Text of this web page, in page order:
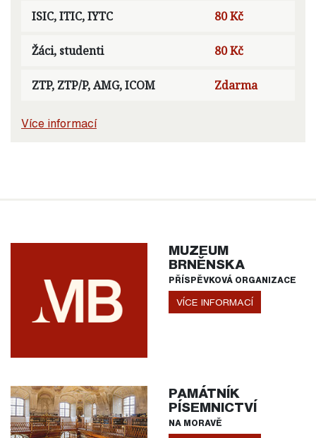
ISIC, ITIC, IYTC 80 Kč
Žáci, studenti 80 Kč
ZTP, ZTP/P, AMG, ICOM Zdarma
Více informací
MUZEUM
BRNĚNSKA
PŘÍSPĚVKOVÁ ORGANIZACE
VÍCE INFORMACÍ
PAMÁTNÍK
PÍSEMNICTVÍ
NA MORAVĚ